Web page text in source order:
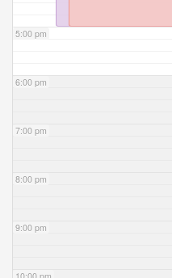
5:00 pm
6:00 pm
7:00 pm
8:00 pm
9:00 pm